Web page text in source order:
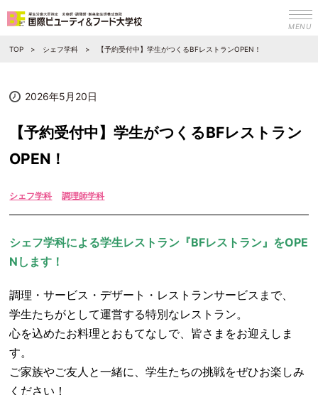
TOP シェフ学科 【予約受付中】学生がつくるBFレストランOPEN！
2026年5月20日
【予約受付中】学生がつくるBFレストラン
OPEN！
シェフ学科 調理師学科
シェフ学科による学生レストラン『BFレストラン』をOPE
Nします！
調理・サービス・デザート・レストランサービスまで、
学生たちがとして運営する特別なレストラン。
心を込めたお料理とおもてなしで、皆さまをお迎えしま
す。
ご家族やご友人と一緒に、学生たちの挑戦をぜひお楽しみ
ください！
MENU